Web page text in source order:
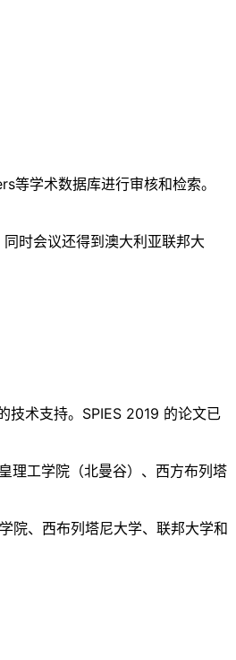
学术数据库进行审核和检索。
时会议还得到澳大利亚联邦大
技术支持。SPIES 2019 的论文已
理工学院（北曼谷）、西方布列塔
院、西布列塔尼大学、联邦大学和